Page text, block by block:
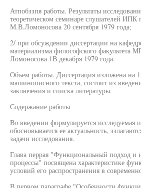
Атпобззпя работы. Результаты
теоретическом семинаре слушателей
М.В.Ломоносова 20 сентября 1979 года;
2/ при обсуждении диссертации на
материализма философского
Ломоносова 1В декабря 1979 года.
Объем работы. Диссертация изложена на
машинописного текста, состоит из
заключения и списка литературы.
Содержание работы
Во введении формулируется исследуемая
обосновывается ее актуальность,
задачи исследования.
Глава перрая "Функциональный подход
процессы" посвящена характеристике
условий его распространения в